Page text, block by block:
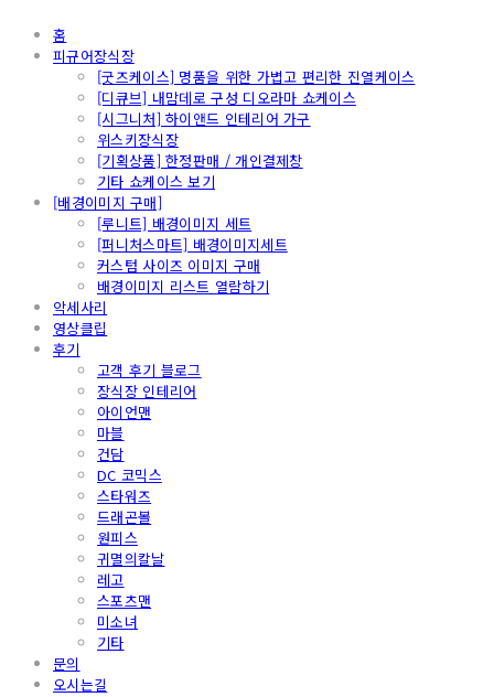
홈
피규어장식장
[굿즈케이스] 명품을 위한 가볍고 편리한 진열케이스
[디큐브] 내맘데로 구성 디오라마 쇼케이스
[시그니처] 하이앤드 인테리어 가구
위스키장식장
[기획상품] 한정판매 / 개인결제창
기타 쇼케이스 보기
[배경이미지 구매]
[루니트] 배경이미지 세트
[퍼니처스마트] 배경이미지세트
커스텀 사이즈 이미지 구매
배경이미지 리스트 열람하기
악세사리
영상클립
후기
고객 후기 블로그
장식장 인테리어
아이언맨
마블
건담
DC 코믹스
스타워즈
드래곤볼
원피스
귀멸의칼날
레고
스포츠맨
미소녀
기타
문의
오시는길